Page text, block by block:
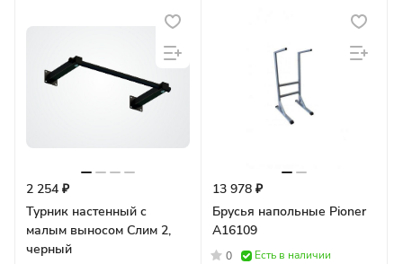
2 254 ₽
Турник настенный с
малым выносом Слим 2,
черный
13 978 ₽
Брусья напольные Pioner
A16109
0 Есть в наличии